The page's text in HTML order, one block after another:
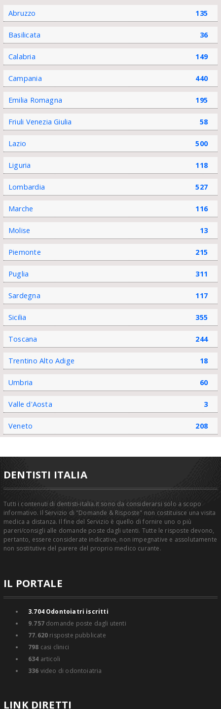
Abruzzo 135
Basilicata 36
Calabria 149
Campania 440
Emilia Romagna 195
Friuli Venezia Giulia 58
Lazio 500
Liguria 118
Lombardia 527
Marche 116
Molise 13
Piemonte 215
Puglia 311
Sardegna 117
Sicilia 355
Toscana 244
Trentino Alto Adige 18
Umbria 60
Valle d'Aosta 3
Veneto 208
DENTISTI ITALIA
Tutti i contenuti di dentisti-italia.it sono da considerarsi solo a scopo
informativo. Il Servizio di "Domande & Risposte" non costituisce una visita
medica a distanza. Il fine del Servizio è quello di fornire uno o più
pareri/consigli alle domande poste dagli utenti. Tutte le risposte devono,
pertanto, essere considerate indicative, non impegnative e assolutamente
non sostitutive del parere del proprio medico curante.
IL PORTALE
3.704Odontoiatri iscritti
9.757domande poste dagli utenti
77.620 risposte pubblicate
798 casi clinici
634 articoli
336 video di odontoiatria
LINK DIRETTI